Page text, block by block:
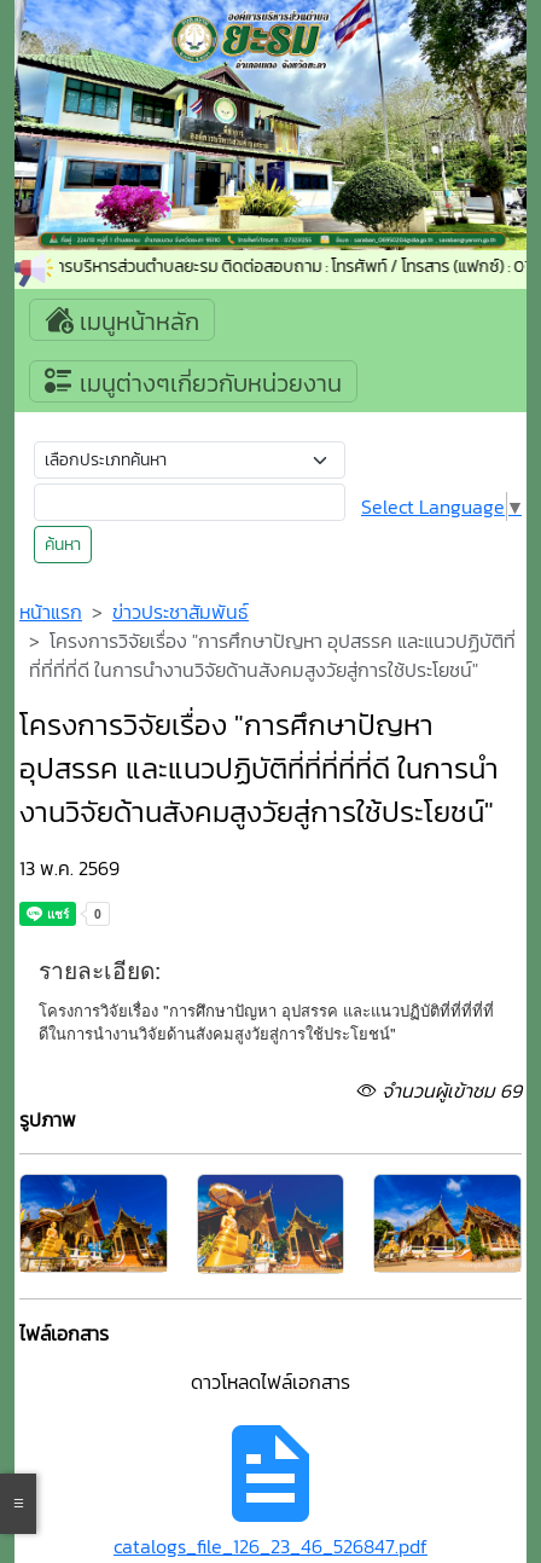
งค์การบริหารส่วนตำบลยะรม ติดต่อสอบถาม : โทรศัพท์ / โทรสาร (แฟกซ์) :
เมนูหน้าหลัก
เมนูต่างๆเกี่ยวกับหน่วยงาน
ค้นหา
Select Language ▼
หน้าแรก
ข่าวประชาสัมพันธ์
โครงการวิจัยเรื่อง "การศึกษาปัญหา อุปสรรค และแนวปฏิบัติที่
ที่ที่ที่ที่ดี ในการนำงานวิจัยด้านสังคมสูงวัยสู่การใช้ประโยชน์"
โครงการวิจัยเรื่อง "การศึกษาปัญหา
อุปสรรค และแนวปฏิบัติที่ที่ที่ที่ที่ดี ในการนำ
งานวิจัยด้านสังคมสูงวัยสู่การใช้ประโยชน์"
13 พ.ค. 2569
รายละเอียด:
โครงการวิจัยเรื่อง "การศึกษาปัญหา อุปสรรค และแนวปฏิบัติที่ที่ที่ที่ที่
ดีในการนำงานวิจัยด้านสังคมสูงวัยสู่การใช้ประโยชน์"
จำนวนผู้เข้าชม 69
รูปภาพ
ไฟล์เอกสาร
ดาวโหลดไฟล์เอกสาร
catalogs_file_126_23_46_526847.pdf